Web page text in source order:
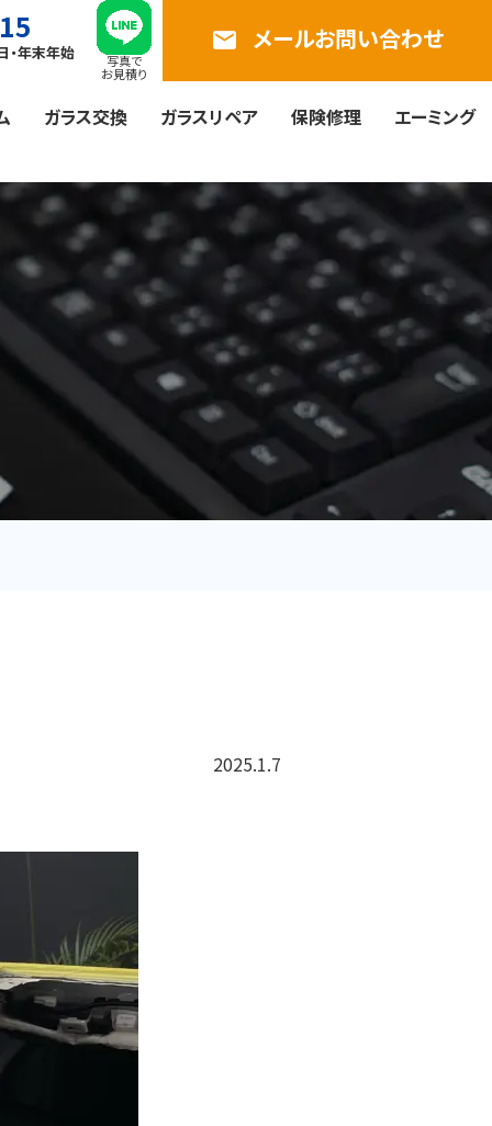
年末年始 写真で
お見積り
email メールお問い合わせ
ガラス交換 ガラスリペア 保険修理 エーミング
2025.1.7